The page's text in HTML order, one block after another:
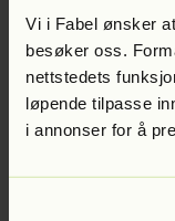
Vi i Fabel ønsker
besøker oss.
nettstedets
løpende tilpasse
i annonser for å